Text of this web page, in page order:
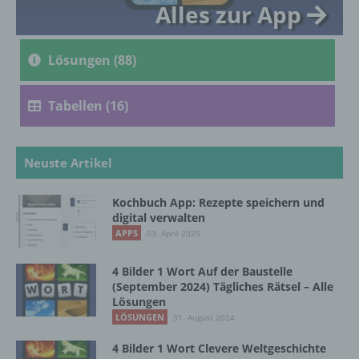
Alles zur App
Lösungen (88)
Tabellen (16)
Neuste Artikel
Kochbuch App: Rezepte speichern und
digital verwalten
APPS 03. April 2025
4 Bilder 1 Wort Auf der Baustelle
(September 2024) Tägliches Rätsel – Alle
Lösungen
LÖSUNGEN 31. August 2024
4 Bilder 1 Wort Clevere Weltgeschichte
Personenbezogene Daten sind alle
Informationen, die sich auf eine identifizierte
oder identifizierbare natürliche Person (im
Folgenden „betroffene Person") beziehen.
Als identifizierbar wird eine natürliche
Person angesehen, die direkt oder indirekt,
Online-Kennung oder zu einem oder
Ausdruck der physischen, physiologischen,
genetischen, psychischen, wirtschaftlichen,
kulturellen oder sozialen Identität dieser
kann.
b) betroffene Person